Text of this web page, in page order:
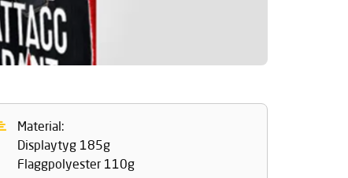
Material:
Displaytyg 185g
Flaggpolyester 110g